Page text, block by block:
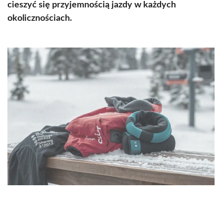
cieszyć się przyjemnością jazdy w każdych
okolicznościach.